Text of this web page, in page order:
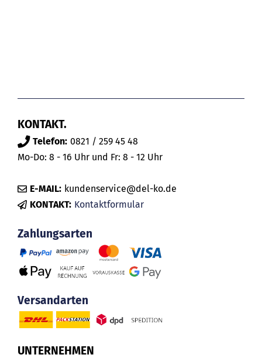
KONTAKT.
Telefon: 0821 / 259 45 48
Mo-Do: 8 - 16 Uhr und Fr: 8 - 12 Uhr
E-MAIL: kundenservice@del-ko.de
KONTAKT: Kontaktformular
Zahlungsarten
Versandarten
UNTERNEHMEN